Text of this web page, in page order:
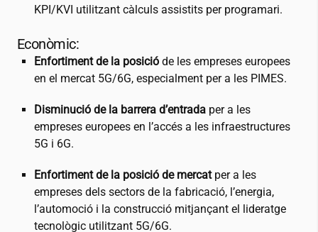
KPI/KVI utilitzant càlculs assistits per programari.
Econòmic:
Enfortiment de la posició de les empreses europees
en el mercat 5G/6G, especialment per a les PIMES.
Disminució de la barrera d’entrada per a les
empreses europees en l’accés a les infraestructures
5G i 6G.
Enfortiment de la posició de mercatper a les
empreses dels sectors de la fabricació, l’energia,
l’automoció i la construcció mitjançant el lideratge
tecnològic utilitzant 5G/6G.